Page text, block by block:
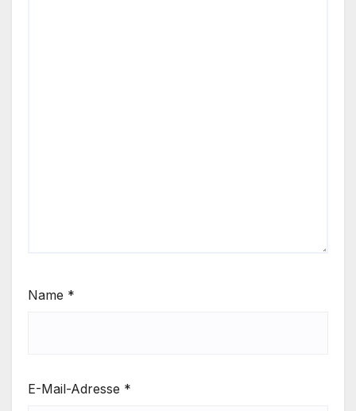
Name *
E-Mail-Adresse *